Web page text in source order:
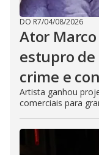
DO R7/04/08/2026
Ator
estupro
crime e
Artista ganhou
comerciais para